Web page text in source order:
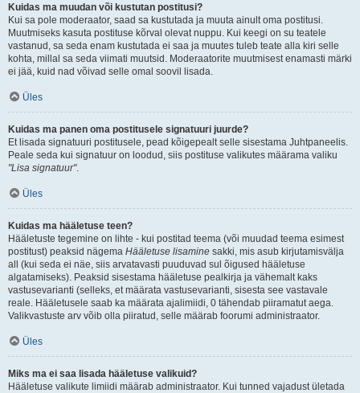
Kuidas ma muudan või kustutan postitusi?
Kui sa pole moderaator, saad sa kustutada ja muuta ainult oma postitusi.
Muutmiseks kasuta postituse kõrval olevat nuppu. Kui keegi on su teatele
vastanud, sa seda enam kustutada ei saa ja muutes tuleb teate alla kiri selle
kohta, millal sa seda viimati muutsid. Moderaatorite muutmisest enamasti märki
ei jää, kuid nad võivad selle omal soovil lisada.
Üles
Kuidas ma panen oma postitusele signatuuri juurde?
Et lisada signatuuri postitusele, pead kõigepealt selle sisestama Juhtpaneelis.
Peale seda kui signatuur on loodud, siis postituse valikutes määrama valiku
"Lisa signatuur".
Üles
Kuidas ma hääletuse teen?
Hääletuste tegemine on lihte - kui postitad teema (või muudad teema esimest
postitust) peaksid nägema Hääletuse lisamine sakki, mis asub kirjutamisvälja
all (kui seda ei näe, siis arvatavasti puuduvad sul õigused hääletuse
algatamiseks). Peaksid sisestama hääletuse pealkirja ja vähemalt kaks
vastusevarianti (selleks, et määrata vastusevarianti, sisesta see vastavale
reale. Hääletusele saab ka määrata ajalimiidi, 0 tähendab piiramatut aega.
Valikvastuste arv võib olla piiratud, selle määrab foorumi administraator.
Üles
Miks ma ei saa lisada hääletuse valikuid?
Hääletuse valikute limiidi määrab administraator. Kui tunned vajadust ületada